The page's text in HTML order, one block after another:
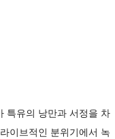
특유의 낭만과 서정을 차
이브적인 분위기에서 녹